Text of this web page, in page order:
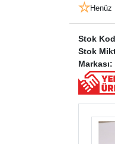
Henüz
Stok
Stok
Markası: